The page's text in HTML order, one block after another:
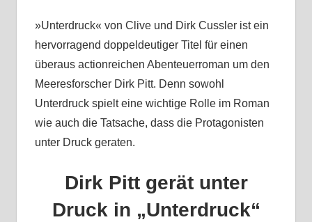
»Unterdruck« von Clive und Dirk Cussler ist ein
hervorragend doppeldeutiger Titel für einen
überaus actionreichen Abenteuerroman um den
Meeresforscher Dirk Pitt. Denn sowohl
Unterdruck spielt eine wichtige Rolle im Roman
wie auch die Tatsache, dass die Protagonisten
unter Druck geraten.
Dirk Pitt gerät unter
Druck in „Unterdruck“